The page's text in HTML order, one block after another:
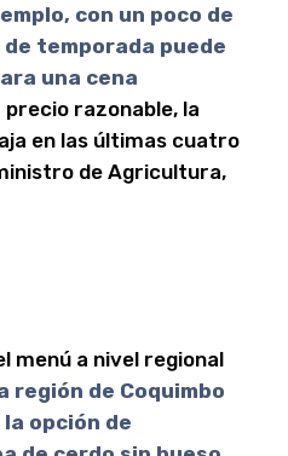
con un poco de
temporada puede
una cena
razonable, la
en las últimas cuatro
de Agricultura,
menú a nivel regional
región de Coquimbo
opción de